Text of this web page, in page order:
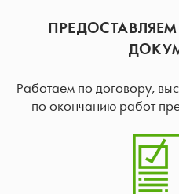
Работаем по договору,
по окончанию работ